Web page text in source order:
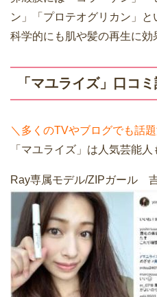
ン」「プロテオグリカン」と
科学的にも肌や髪の再生に効
「マユライズ」口コミ
＼多くのTVやブログでも話
「マユライズ」は人気芸能人
Ray専属モデル/ZIPガール